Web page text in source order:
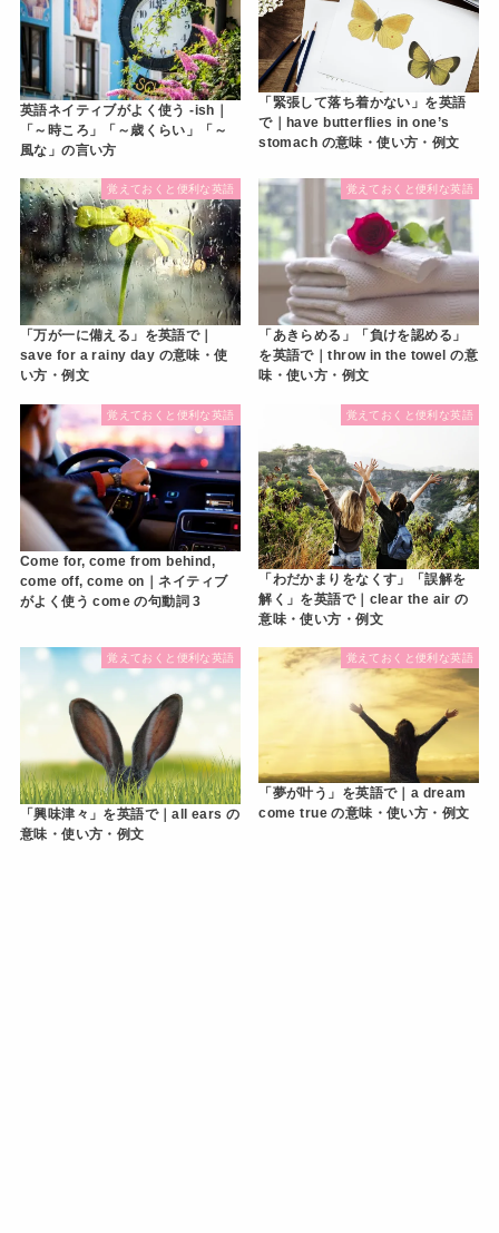
英語ネイティブがよく使う -ish｜
「～時ころ」「～歳くらい」「～
風な」の言い方
「緊張して落ち着かない」を英語
で｜have butterflies in one’s
stomach の意味・使い方・例文
覚えておくと便利な英語
「万が一に備える」を英語で｜
save for a rainy day の意味・使
い方・例文
覚えておくと便利な英語
「あきらめる」「負けを認める」
を英語で｜throw in the towel の意
味・使い方・例文
覚えておくと便利な英語
Come for, come from behind,
come off, come on｜ネイティブ
がよく使う come の句動詞 3
覚えておくと便利な英語
「わだかまりをなくす」「誤解を
解く」を英語で｜clear the air の
意味・使い方・例文
覚えておくと便利な英語
「興味津々」を英語で｜all ears の
意味・使い方・例文
覚えておくと便利な英語
「夢が叶う」を英語で｜a dream
come true の意味・使い方・例文